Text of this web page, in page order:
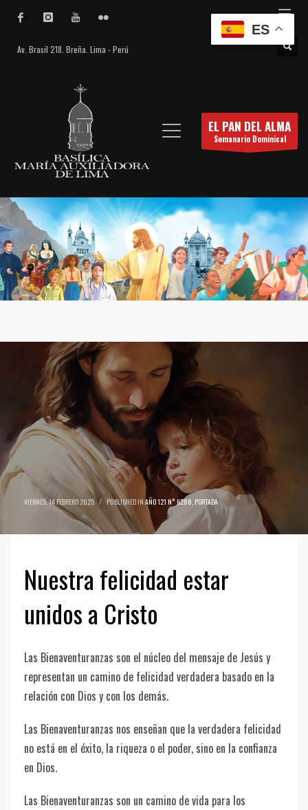
Av. Brasil 218. Breña. Lima - Perú
EL PAN DEL ALMA
Semanario Dominical
VIERNES, 14 FEBRERO 2025 / PUBLISHED IN AÑO 121 N° 6288, PORTADA
Nuestra felicidad estar
unidos a Cristo
Las Bienaventuranzas son el núcleo del mensaje de Jesús y
representan un camino de felicidad verdadera basado en la
relación con Dios y con los demás.
Las Bienaventuranzas nos enseñan que la verdadera felicidad
no está en el éxito, la riqueza o el poder, sino en la confianza
en Dios.
Las Bienaventuranzas son un camino de vida para los
ES